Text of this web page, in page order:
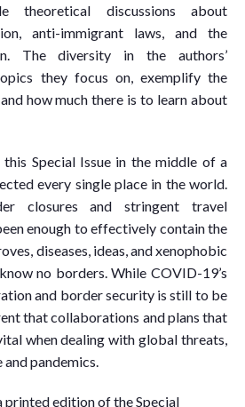
theoretical discussions about
anti-immigrant laws, and the
The diversity in the authors’
they focus on, exemplify the
how much there is to learn about
Special Issue in the middle of a
every single place in the world.
closures and stringent travel
enough to effectively contain the
diseases, ideas, and xenophobic
no borders. While COVID-19’s
and border security is still to be
that collaborations and plans that
when dealing with global threats,
and pandemics.
printed edition of the Special